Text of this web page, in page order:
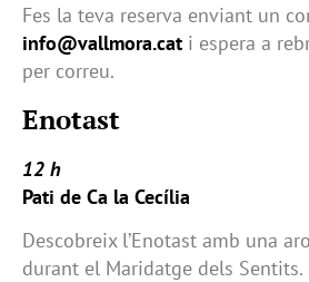
Fes la teva reserva enviant un
info@vallmora.cat i espera a
per correu.
Enotast
12 h
Pati de Ca la Cecília
Descobreix l’Enotast amb una
durant el Maridatge dels Sentits.